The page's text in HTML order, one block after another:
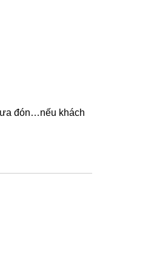
đón…nếu khách